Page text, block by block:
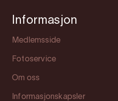
Informasjon
Medlemsside
Fotoservice
Om oss
Informasjonskapsler